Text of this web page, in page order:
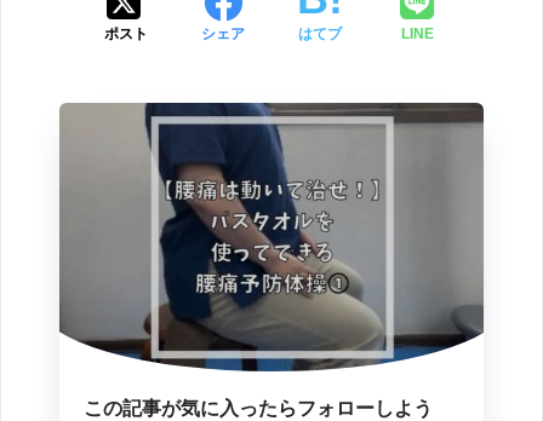
ポスト シェア はてブ LINE
この記事が気に入ったらフォローしよう